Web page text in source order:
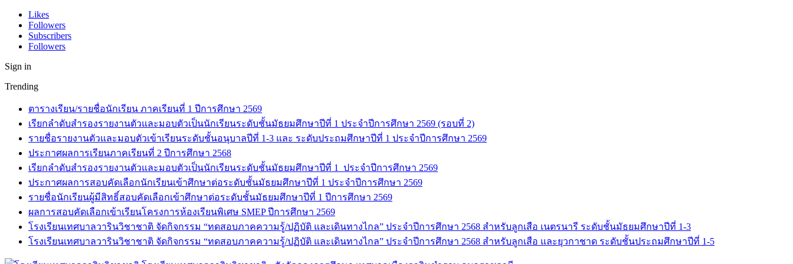
Likes
Followers
Subscribers
Followers
Sign in
Trending
ตารางเรียน/รายชื่อนักเรียน ภาคเรียนที่ 1 ปีการศึกษา 2569
เรียกลำดับสำรองรายงานตัวและมอบตัวเป็นนักเรียนระดับชั้นมัธยมศึกษาปีที่ 1 ประจำปีการศึกษา 2569 (รอบที่ 2)
รายชื่อรายงานตัวและมอบตัวเข้าเรียนระดับชั้นอนุบาลปีที่ 1-3 และ ระดับประถมศึกษาปีที่ 1 ประจำปีการศึกษา 2569
ประกาศผลการเรียนภาคเรียนที่ 2 ปีการศึกษา 2568
เรียกลำดับสำรองรายงานตัวและมอบตัวเป็นนักเรียนระดับชั้นมัธยมศึกษาปีที่ 1 ประจำปีการศึกษา 2569
ประกาศผลการสอบคัดเลือกนักเรียนเข้าศึกษาต่อระดับชั้นมัธยมศึกษาปีที่ 1 ประจำปีการศึกษา 2569
รายชื่อนักเรียนผู้มีสิทธิ์สอบคัดเลือกเข้าศึกษาต่อระดับชั้นมัธยมศึกษาปีที่ 1 ปีการศึกษา 2569
ผลการสอบคัดเลือกเข้าเรียนโครงการห้องเรียนพิเศษ SMEP ปีการศึกษา 2569
โรงเรียนเทศบาลวารินวิชาชาติ จัดกิจกรรม “ทดสอบภาคความรู้/ปฏิบัติ และเดินทางไกล” ประจำปีการศึกษา 2568 สำหรับลูกเสือ เนตรนารี ระดับชั้นมัธยมศึกษาปีที่ 1-3
โรงเรียนเทศบาลวารินวิชาชาติ จัดกิจกรรม “ทดสอบภาคความรู้/ปฏิบัติ และเดินทางไกล” ประจำปีการศึกษา 2568 สำหรับลูกเสือ และยุวกาชาด ระดับชั้นประถมศึกษาปีที่ 1-5